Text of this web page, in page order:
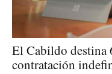
El Cabildo destina
contratación